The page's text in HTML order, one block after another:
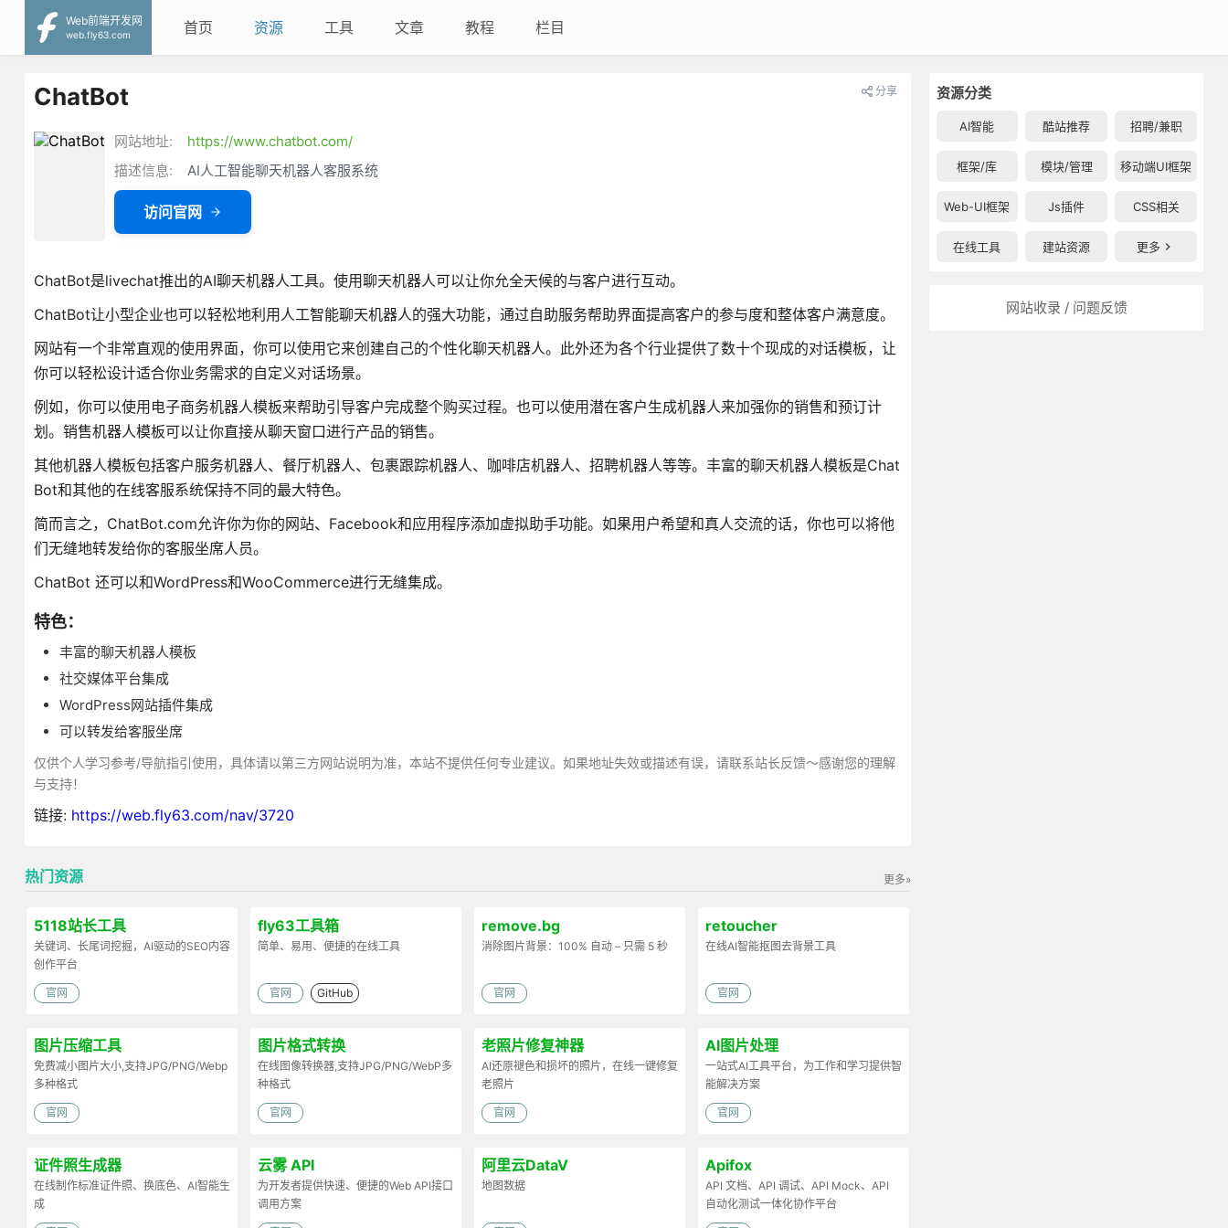
Web前端开发网
web.fly63.com
首页 资源 工具 文章 教程 栏目
资源分类
AI智能 酷站推荐 招聘/兼职
框架/库 模块/管理 移动端UI框架
Web-UI框架 Js插件 CSS相关
在线工具 建站资源 更多
网站收录 / 问题反馈
ChatBot 分享
网站地址:
https://www.chatbot.com/
描述信息:
AI人工智能聊天机器人客服系统
访问官网
ChatBot是livechat推出的AI聊天机器人工具。使用聊天机器人可以让你允全天候的与客户进行互动。
ChatBot让小型企业也可以轻松地利用人工智能聊天机器人的强大功能，通过自助服务帮助界面提高客户的参与度和整体客户满意度。
网站有一个非常直观的使用界面，你可以使用它来创建自己的个性化聊天机器人。此外还为各个行业提供了数十个现成的对话模板，让
你可以轻松设计适合你业务需求的自定义对话场景。
例如，你可以使用电子商务机器人模板来帮助引导客户完成整个购买过程。也可以使用潜在客户生成机器人来加强你的销售和预订计
划。销售机器人模板可以让你直接从聊天窗口进行产品的销售。
其他机器人模板包括客户服务机器人、餐厅机器人、包裹跟踪机器人、咖啡店机器人、招聘机器人等等。丰富的聊天机器人模板是Chat
Bot和其他的在线客服系统保持不同的最大特色。
简而言之，ChatBot.com允许你为你的网站、Facebook和应用程序添加虚拟助手功能。如果用户希望和真人交流的话，你也可以将他
们无缝地转发给你的客服坐席人员。
ChatBot 还可以和WordPress和WooCommerce进行无缝集成。
特色：
丰富的聊天机器人模板
社交媒体平台集成
WordPress网站插件集成
可以转发给客服坐席
仅供个人学习参考/导航指引使用，具体请以第三方网站说明为准，本站不提供任何专业建议。如果地址失效或描述有误，请联系站长反馈～感谢您的理解
与支持！
链接: https://web.fly63.com/nav/3720
更多»
热门资源
5118站长工具
关键词、长尾词挖掘，AI驱动的SEO内容
创作平台
官网
fly63工具箱
简单、易用、便捷的在线工具
官网 GitHub
remove.bg
消除图片背景：100% 自动 – 只需 5 秒
官网
retoucher
在线AI智能抠图去背景工具
官网
图片压缩工具
免费减小图片大小,支持JPG/PNG/Webp
多种格式
官网
图片格式转换
在线图像转换器,支持JPG/PNG/WebP多
种格式
官网
老照片修复神器
AI还原褪色和损坏的照片，在线一键修复
老照片
官网
AI图片处理
一站式AI工具平台，为工作和学习提供智
能解决方案
官网
证件照生成器
在线制作标准证件照、换底色、AI智能生
成
云雾 API
为开发者提供快速、便捷的Web API接口
调用方案
阿里云DataV
地图数据
Apifox
API 文档、API 调试、API Mock、API
自动化测试一体化协作平台